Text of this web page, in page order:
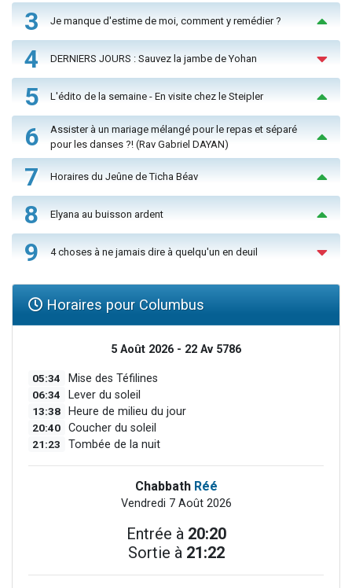
3 Je manque d'estime de moi, comment y remédier ?
4 DERNIERS JOURS : Sauvez la jambe de Yohan
5 L'édito de la semaine - En visite chez le Steipler
6
Assister à un mariage mélangé pour le repas et séparé
pour les danses ?! (Rav Gabriel DAYAN)
7 Horaires du Jeûne de Ticha Béav
8 Elyana au buisson ardent
9 4 choses à ne jamais dire à quelqu'un en deuil
Horaires pour Columbus
5 Août 2026 - 22 Av 5786
05:34 Mise des Téfilines
06:34 Lever du soleil
13:38 Heure de milieu du jour
20:40 Coucher du soleil
21:23 Tombée de la nuit
Chabbath Réé
Vendredi 7 Août 2026
Entrée à 20:20
Sortie à 21:22